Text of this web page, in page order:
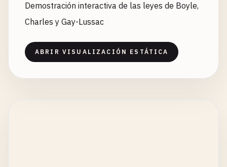
Demostración interactiva de las leyes de Boyle,
Charles y Gay-Lussac
ABRIR VISUALIZACIÓN ESTÁTICA